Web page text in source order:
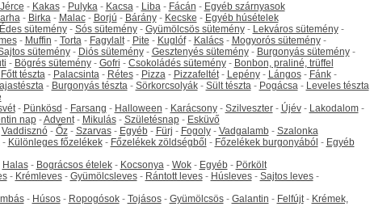
Jérce - Kakas- Pulyka- Kacsa- Liba- Fácán - Egyéb szárnyasok
- Birka- Malac- Borjú - Bárány- Kecske - Egyéb húsételek
Édes sütemény- Sós sütemény- Gyümölcsös sütemény- Lekváros sütemény-
- Muffin - Torta- Fagylalt- Pite - Kuglóf- Kalács- Mogyorós sütemény-
sütemény- Diós sütemény- Gesztenyés sütemény- Burgonyás sütemény-
- Bögrés sütemény- Gofri - Csokoládés sütemény- Bonbon, praliné, trüffel
Főtt tészta- Palacsinta- Rétes- Pizza- Pizzafeltét- Lepény- Lángos- Fánk-
- Burgonyás tészta- Sörkorcsolyák- Sült tészta- Pogácsa- Leveles tészta
- Pünkösd - Farsang - Halloween - Karácsony- Szilveszter- Újév- Lakodalom-
nap-Advent- Mikulás- Születésnap- Esküvő
Vaddisznó- Őz- Szarvas- Egyéb- Fürj - Fogoly- Vadgalamb- Szalonka
- Különleges főzelékek- Főzelékek zöldségből - Főzelékek burgonyából - Egyéb
Halas- Bográcsos ételek- Kocsonya- Wok- Egyéb- Pörkölt
- Krémleves- Gyümölcsleves- Rántott leves- Húsleves- Sajtos leves-
- Húsos- Ropogósok- Tojásos- Gyümölcsös- Galantin - Felfújt- Krémek,